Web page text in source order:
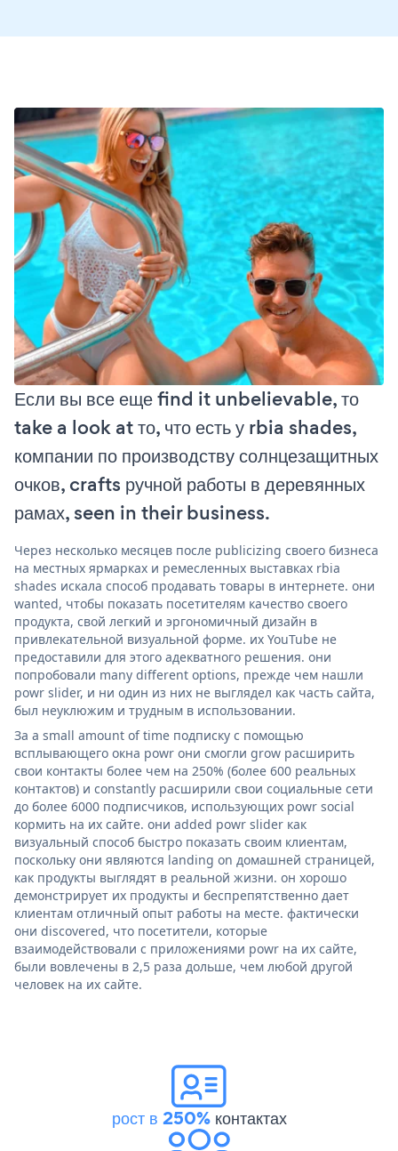
Если вы все еще find it unbelievable, то
take a look at то, что есть у rbia shades,
компании по производству солнцезащитных
очков, crafts ручной работы в деревянных
рамах, seen in their business.
Через несколько месяцев после publicizing своего бизнеса
на местных ярмарках и ремесленных выставках rbia
shades искала способ продавать товары в интернете. они
wanted, чтобы показать посетителям качество своего
продукта, свой легкий и эргономичный дизайн в
привлекательной визуальной форме. их YouTube не
предоставили для этого адекватного решения. они
попробовали many different options, прежде чем нашли
powr slider, и ни один из них не выглядел как часть сайта,
был неуклюжим и трудным в использовании.
За a small amount of time подписку с помощью
всплывающего окна powr они смогли grow расширить
свои контакты более чем на 250% (более 600 реальных
контактов) и constantly расширили свои социальные сети
до более 6000 подписчиков, использующих powr social
кормить на их сайте. они added powr slider как
визуальный способ быстро показать своим клиентам,
поскольку они являются landing on домашней страницей,
как продукты выглядят в реальной жизни. он хорошо
демонстрирует их продукты и беспрепятственно дает
клиентам отличный опыт работы на месте. фактически
они discovered, что посетители, которые
взаимодействовали с приложениями powr на их сайте,
были вовлечены в 2,5 раза дольше, чем любой другой
человек на их сайте.
рост в 250%контактах